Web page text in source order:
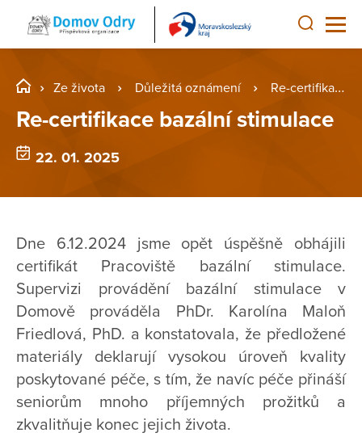
Ze života Důležitá oznámení Re-certifikace bazální stimulace
Re-certifikace bazální stimulace
22. 01. 2025
Dne 6.12.2024 jsme opět úspěšně obhájili
certifikát Pracoviště bazální stimulace.
Supervizi provádění bazální stimulace v
Domově prováděla PhDr. Karolína Maloň
Friedlová, PhD. a konstatovala, že předložené
materiály deklarují vysokou úroveň kvality
poskytované péče, s tím, že navíc péče přináší
seniorům mnoho příjemných prožitků a
zkvalitňuje konec jejich života.